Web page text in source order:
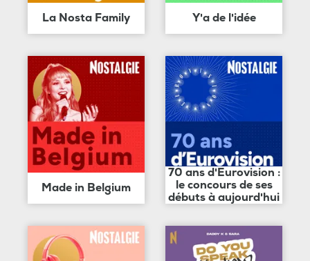
La Nosta Family Y'a de l'idée
Made in Belgium
70 ans d'Eurovision :
le concours de ses
débuts à aujourd'hui